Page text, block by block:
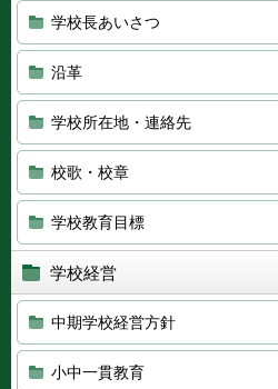
学校長あいさつ
沿革
学校所在地・連絡先
校歌・校章
学校教育目標
学校経営
中期学校経営方針
小中一貫教育